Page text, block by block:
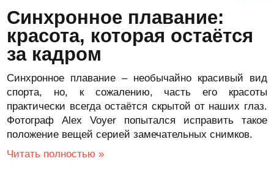
Синхронное плавание:
красота, которая остаётся
за кадром
Синхронное плавание – необычайно красивый вид
спорта, но, к сожалению, часть его красоты
практически всегда остаётся скрытой от наших глаз.
Фотограф Alex Voyer попытался исправить такое
положение вещей серией замечательных снимков.
Читать полностью »